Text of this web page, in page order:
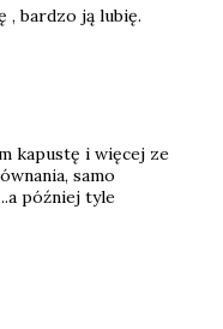
, bardzo ją lubię.
kapustę i więcej ze
samo
później tyle